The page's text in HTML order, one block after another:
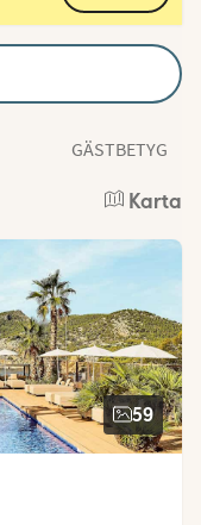
GÄSTBETYG
Karta
59